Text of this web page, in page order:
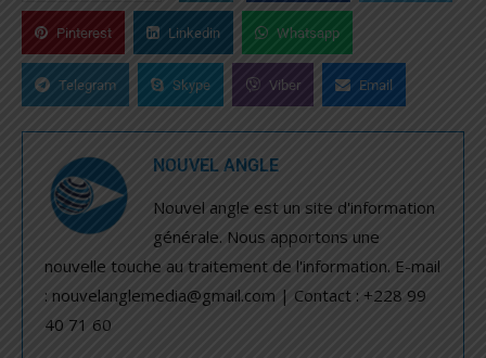
Pinterest Linkedin Whatsapp
Telegram Skype Viber Email
NOUVEL ANGLE
Nouvel angle est un site d'information
générale. Nous apportons une
nouvelle touche au traitement de l'information. E-mail
: nouvelanglemedia@gmail.com | Contact : +228 99
40 71 60